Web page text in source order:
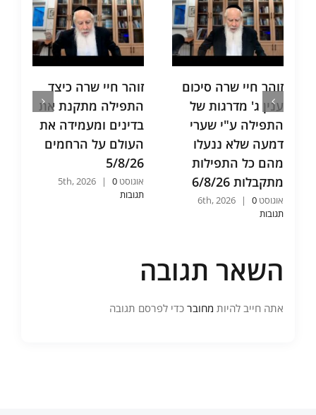
זוהר חיי שרה סיכום
ענין ג' מדרגות של
התפילה ע"י שערי
דמעה שלא ננעלו
מהם כל התפילות
מתקבלות 6/8/26
אוגוסט 6th, 2026 |
0
תגובות
זוהר חיי שרה כיצד
התפילה מתקנת את
בדינים ומעמידה את
העולם על הרחמים
5/8/26
אוגוסט 5th, 2026 |
0
תגובות
השאר תגובה
אתה חייב להיות מחובר כדי לפרסם תגובה